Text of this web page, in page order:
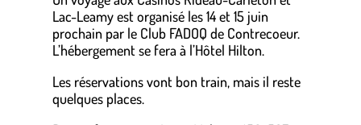
Lac-Leamy est organisé les 14 et 15 juin
prochain par le Club FADOQ de Contrecoeur.
L’hébergement se fera à l’Hôtel Hilton.
Les réservations vont bon train, mais il reste
quelques places.